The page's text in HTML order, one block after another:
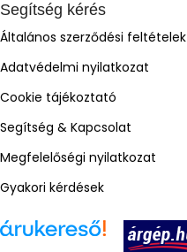
Segítség kérés
Általános szerződési feltételek
Adatvédelmi nyilatkozat
Cookie tájékoztató
Segítség & Kapcsolat
Megfelelőségi nyilatkozat
Gyakori kérdések